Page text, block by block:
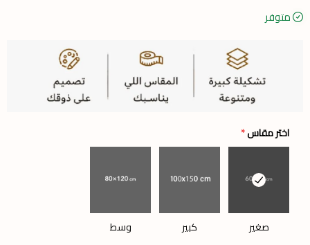
متوفر
اختر مقاس*
صغير كبير
وسط